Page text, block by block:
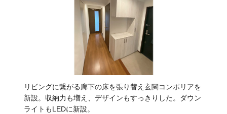
リビングに繋がる廊下の床を張り替え玄関コンポリアを
新設。収納力も増え、デザインもすっきりした。ダウン
ライトもLEDに新設。